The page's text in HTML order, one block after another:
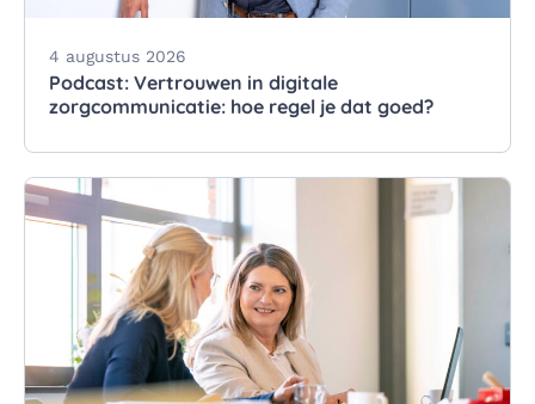
4 augustus 2026
Podcast: Vertrouwen in digitale
zorgcommunicatie: hoe regel je dat goed?